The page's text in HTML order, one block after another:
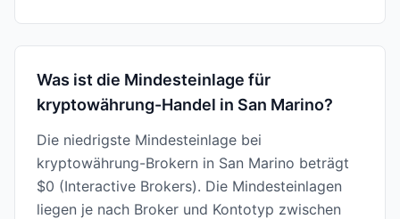
Was ist die Mindesteinlage für
kryptowährung-Handel in San Marino?
Die niedrigste Mindesteinlage bei
kryptowährung-Brokern in San Marino beträgt
$0 (Interactive Brokers). Die Mindesteinlagen
liegen je nach Broker und Kontotyp zwischen